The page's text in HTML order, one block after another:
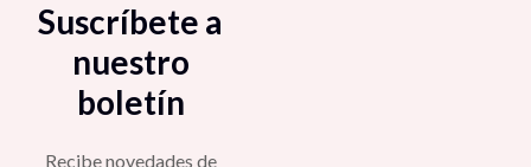
Suscríbete a
nuestro
boletín
Recibe novedades de